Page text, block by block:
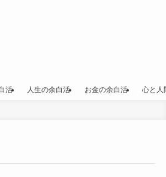
活 人生の余白活 お金の余白活 心と人